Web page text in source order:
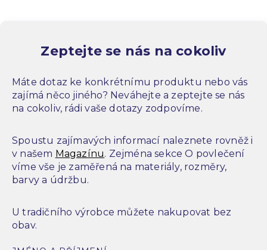
Zeptejte se nás na cokoliv
Máte dotaz ke konkrétnímu produktu nebo vás
zajímá něco jiného? Neváhejte a zeptejte se nás
na cokoliv, rádi vaše dotazy zodpovíme.
Spoustu zajímavých informací naleznete rovněž i
v našem Magazínu. Zejména sekce O povlečení
víme vše je zaměřená na materiály, rozměry,
barvy a údržbu.
U tradičního výrobce můžete nakupovat bez
obav.